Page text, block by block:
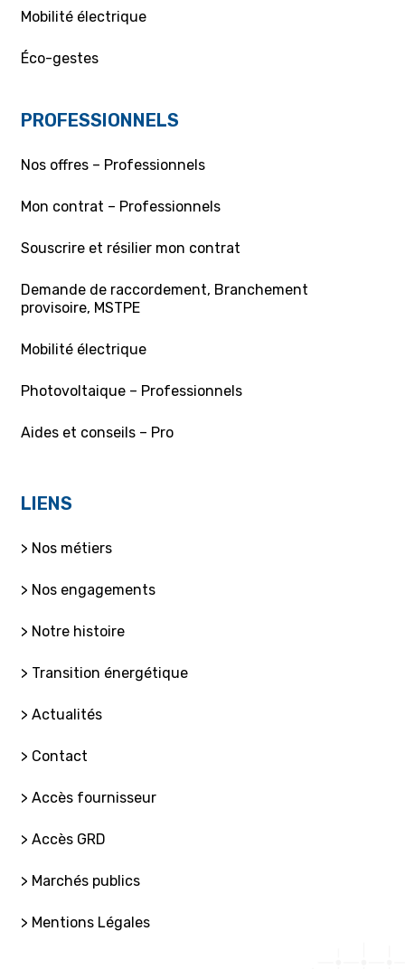
Mobilité électrique
Éco-gestes
PROFESSIONNELS
Nos offres – Professionnels
Mon contrat – Professionnels
Souscrire et résilier mon contrat
Demande de raccordement, Branchement
provisoire, MSTPE
Mobilité électrique
Photovoltaique – Professionnels
Aides et conseils – Pro
LIENS
> Nos métiers
> Nos engagements
> Notre histoire
> Transition énergétique
> Actualités
> Contact
> Accès fournisseur
> Accès GRD
> Marchés publics
> Mentions Légales